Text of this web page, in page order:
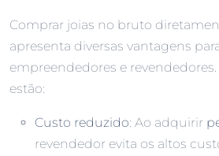
Comprar joias no bruto
apresenta diversas vantagens
empreendedores e
estão:
Custo reduzido: Ao adquirir
revendedor evita os altos